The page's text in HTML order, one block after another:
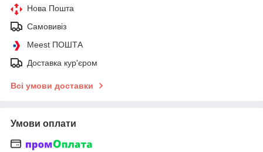
Нова Пошта
Самовивіз
Meest ПОШТА
Доставка кур'єром
Всі умови доставки
Умови оплати